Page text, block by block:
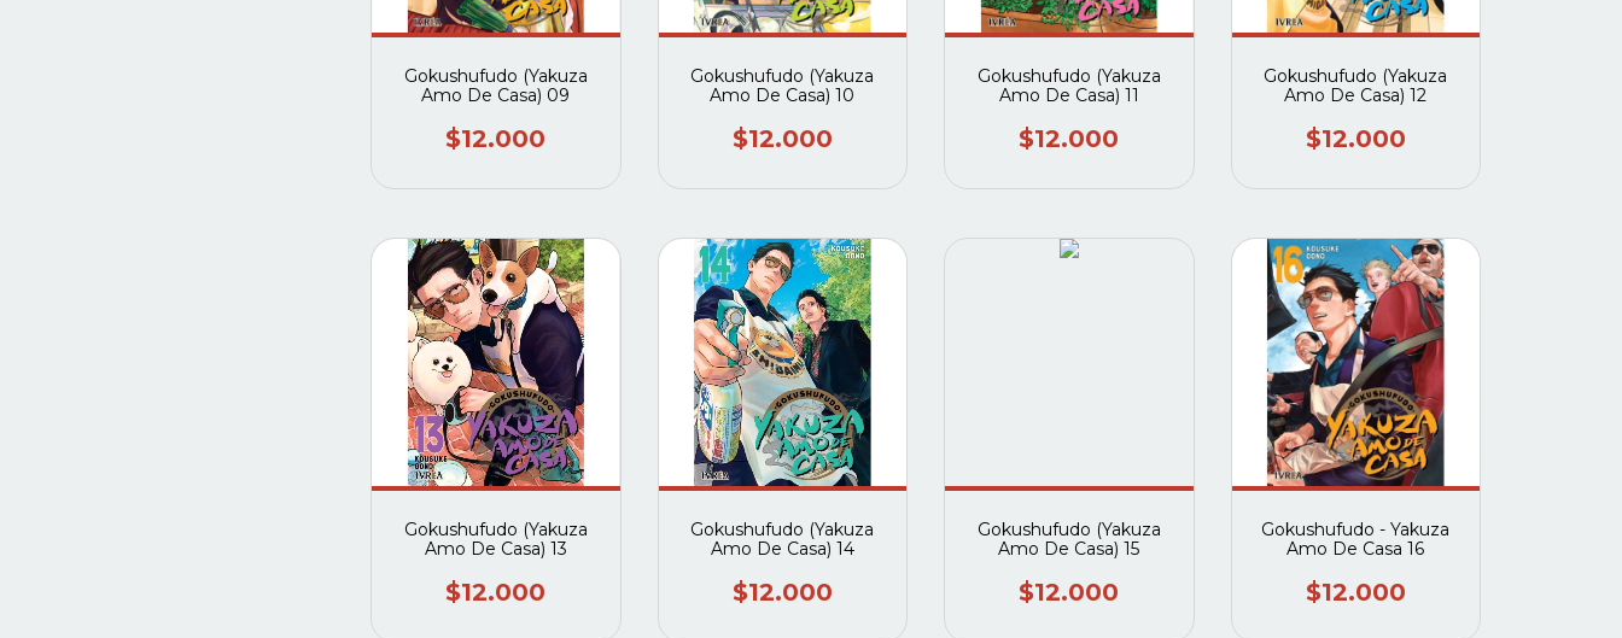
Gokushufudo (Yakuza
Amo De Casa) 09
$12.000
Gokushufudo (Yakuza
Amo De Casa) 10
$12.000
Gokushufudo (Yakuza
Amo De Casa) 11
$12.000
Gokushufudo (Yakuza
Amo De Casa) 12
$12.000
Gokushufudo (Yakuza
Amo De Casa) 13
$12.000
Gokushufudo (Yakuza
Amo De Casa) 14
$12.000
Gokushufudo (Yakuza
Amo De Casa) 15
$12.000
Gokushufudo - Yakuza
Amo De Casa 16
$12.000